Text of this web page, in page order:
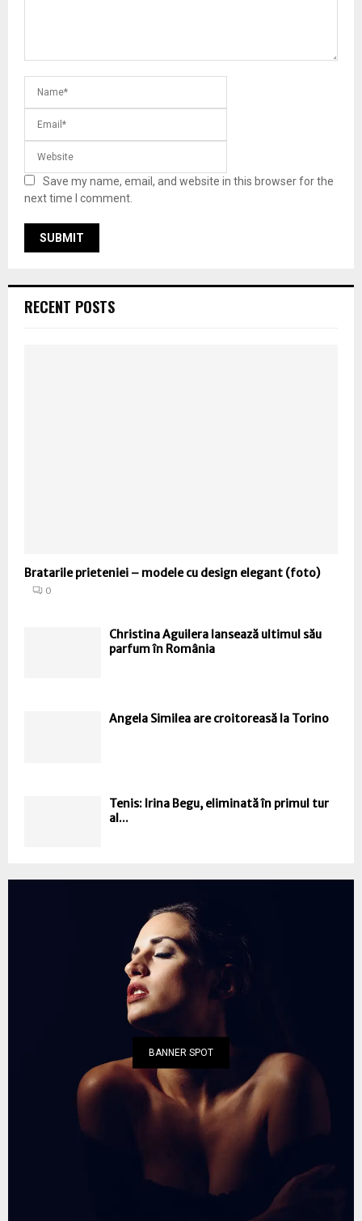
Save my name, email, and website in this browser for the
next time I comment.
RECENT POSTS
Bratarile prieteniei – modele cu design elegant (foto)
0
Christina Aguilera lansează ultimul său
parfum în România
Angela Similea are croitoreasă la Torino
Tenis: Irina Begu, eliminată în primul tur
al...
BANNER SPOT